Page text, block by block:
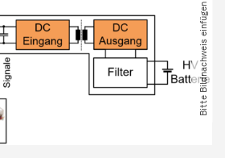
Bitte Bildnachweis einfügen